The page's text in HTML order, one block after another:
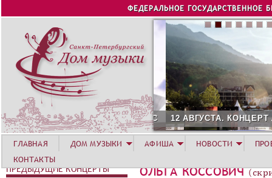
Jump to navigation
ФЕДЕРАЛЬНОЕ ГОСУДАРСТВЕННОЕ
12 АВГУСТА. КОНЦЕРТ
ОЛЬГА КОССОВИЧ
ГЛАВНАЯ ДОМ МУЗЫКИ АФИША НОВОСТИ
КОНТАКТЫ
ПРЕДЫДУЩИЕ КОНЦЕРТЫ